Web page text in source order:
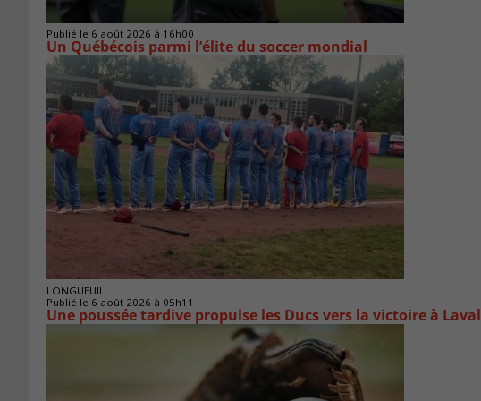
Publié le 6 août 2026 à 16h00
Un Québécois parmi l’élite du soccer mondial
LONGUEUIL
Publié le 6 août 2026 à 05h11
Une poussée tardive propulse les Ducs vers la victoire à Laval